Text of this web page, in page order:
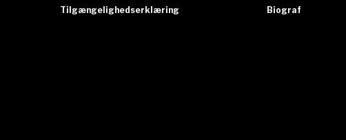
Tilgængelighedserklæring
Biograf